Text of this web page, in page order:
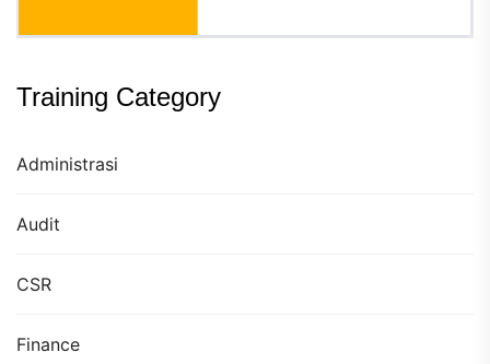
Training Category
Administrasi
Audit
CSR
Finance